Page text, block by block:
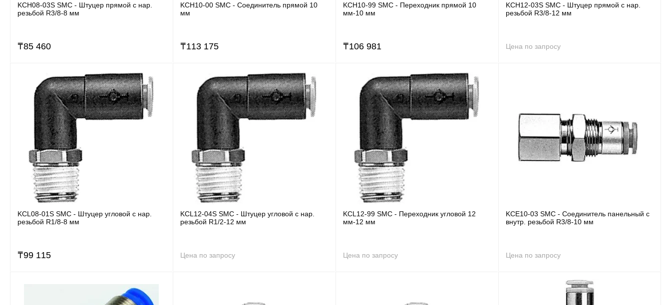
KCH08-03S SMC - Штуцер прямой с нар.
резьбой R3/8-8 мм
₸85 460
KCH10-00 SMC - Соединитель прямой 10
мм
₸113 175
KCH10-99 SMC - Переходник прямой 10
мм-10 мм
₸106 981
KCH12-03S SMC - Штуцер прямой с нар.
резьбой R3/8-12 мм
Цена по запросу
KCL08-01S SMC - Штуцер угловой с нар.
резьбой R1/8-8 мм
₸99 115
KCL12-04S SMC - Штуцер угловой с нар.
резьбой R1/2-12 мм
Цена по запросу
KCL12-99 SMC - Переходник угловой 12
мм-12 мм
Цена по запросу
KCE10-03 SMC - Соединитель панельный с
внутр. резьбой R3/8-10 мм
Цена по запросу